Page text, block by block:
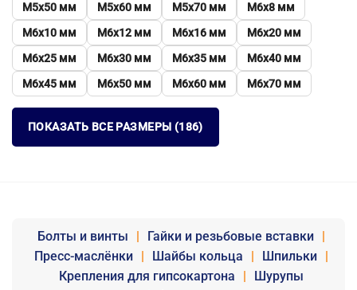
М5х50 мм
М5х60 мм М5х70 мм
М6х8 мм
М6х10 мм
М6х12 мм М6х16 мм
М6х20 мм
М6х25 мм
М6х30 мм М6х35 мм
М6х40 мм
М6х45 мм
М6х50 мм М6х60 мм М6х70 мм
ПОКАЗАТЬ ВСЕ РАЗМЕРЫ (186)
Болты и винты | Гайки и резьбовые вставки
|
Пресс-маслёнки
| Шайбы кольца | Шпильки
|
Крепления для гипсокартона
|
Шурупы